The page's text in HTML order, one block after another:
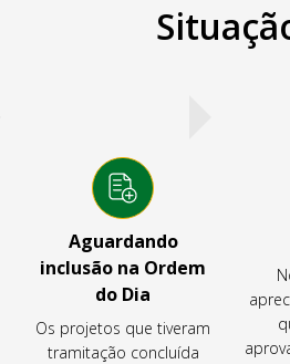
Aguardando
inclusão na Ordem
do Dia
Os projetos que tiveram
tramitação concluída